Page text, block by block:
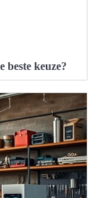
beste keuze?